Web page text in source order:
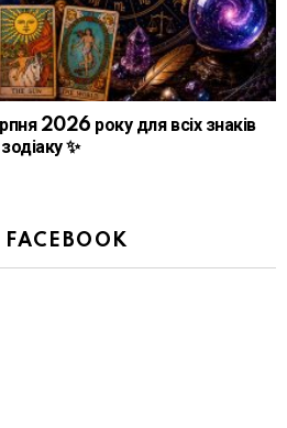
2026 року для всіх знаків
зодіаку ✨